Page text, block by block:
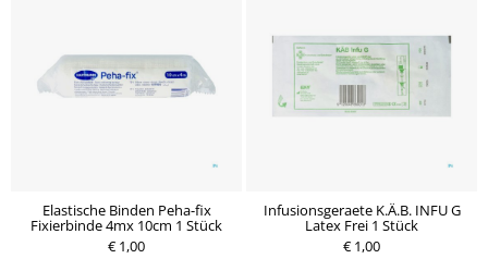
Elastische Binden Peha-fix
Fixierbinde 4mx 10cm 1 Stück
€ 1,00
Infusionsgeraete K.Ä.B. INFU G
Latex Frei 1 Stück
€ 1,00